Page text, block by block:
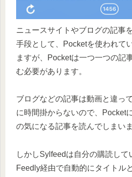
ニュースサイトやブログの記事
手段として、Pocketを使われて
ますが、Pocketは一つ一つの記
む必要があります。
ブログなどの記事は動画と違っ
に時間掛からないので、Pocket
の気になる記事を読んでしまい
しかしSylfeedは自分の購読して
Feedly経由で自動的にタイトル